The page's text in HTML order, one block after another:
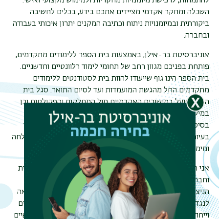
השכלה ומחקר אקדמי מציידים אתכם בידע, בכלים לחשיבה
ביקורתית ובמיומנויות ניתוח וכתיבה המקנים יתרון איכותי בעבודה
ובחברה.
אוניברסיטת בר-אילן, באמצעות בית הספר ללימודים מתקדמים,
פותחת בפניכם מגוון רחב של תחומי לימוד רלוונטיים וחדשניים.
בית הספר הינו גוף שייעודו להוות בית לסטודנטים ללימודים
מתקדמים החל מהגשת המועמדות ועד לסיום התואר. סגל בית
הספר פועל במישורים האקדמיים מול המחלקות והפקולטות וכן
במישורי התמיכה האישית, הליווי הפרטני ואף בסיוע כלכלי על
בסיס מצוינות ונזקקות. סגל בית הספר אמון על תמיכה ופתרון
בעיות, תוך מתן יחס אישי על מנת לאפשר לכל סטודנט/ית הצלחה
ומימוש של מסלול הלימודים, המחקר וההתמחות.
אני רואה בלימודים ובמחקר האקדמי יעד המקדם צמיחה אישית
וחברתית המאפשרת התמודדות טובה עם מכלול האתגרים
הניצבים בפנינו. כדקן בית הספר ללימודים מתקדמים אינני רואה
לנגד עיניי ציבור של אלפי סטודנטים, אלא אלפי פרטים מיוחדים
וייחודיים על שלל צורכיהם המגוונים ומסלולי ההתקדמות האישיים